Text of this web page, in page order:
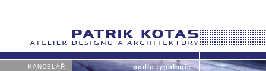
KANCELÁŘ
podle typologie